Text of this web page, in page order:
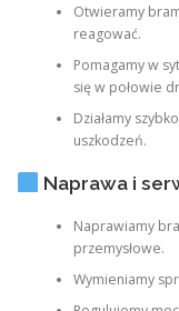
Otwieramy
reagować.
Pomagamy w
się w połowie
Działamy
uszkodzeń.
Naprawa i
Naprawiamy
przemysłowe.
Wymieniamy